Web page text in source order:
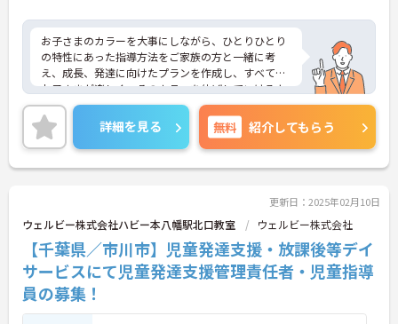
お子さまのカラーを大事にしながら、ひとりひとり
の特性にあった指導方法をご家族の方と一緒に考
え、成長、発達に向けたプランを作成し、すべての
お子さまが楽しく、そのカラーを伸ばしていけるよ
うに、各専門職が一眼となり全力でサポートしてい
ます。充実したワークライフバランスのもと、将来
的にもライフイベントを乗り越えて活躍できる環境
が整っており安心して長くご就業いただけます。子
どもが好きで子どもと関わる仕事をしたい方、育児
方、新しいことにチャレンジしていきたいという志
向性のある方などのご応募歓迎です。
ご興味ある方には、面接のポイントなど、さらに詳
細をお話致しますのでお気軽にご相談ください。
詳細を見る 無料 紹介してもらう
更新日：2025年02月10日
ウェルビー株式会社ハビー本八幡駅北口教室 ウェルビー株式会社
【千葉県／市川市】児童発達支援・放課後等デイ
サービスにて児童発達支援管理責任者・児童指導
員の募集！